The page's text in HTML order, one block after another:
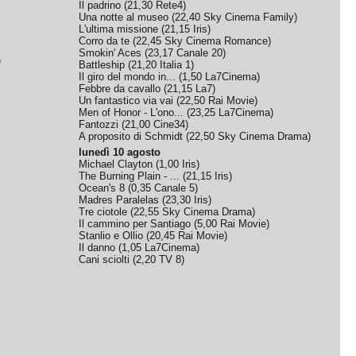
Il padrino (21,30 Rete4)
Una notte al museo (22,40 Sky Cinema Family)
L'ultima missione (21,15 Iris)
Corro da te (22,45 Sky Cinema Romance)
Smokin' Aces (23,17 Canale 20)
Battleship (21,20 Italia 1)
Il giro del mondo in... (1,50 La7Cinema)
Febbre da cavallo (21,15 La7)
Un fantastico via vai (22,50 Rai Movie)
Men of Honor - L'ono... (23,25 La7Cinema)
Fantozzi (21,00 Cine34)
A proposito di Schmidt (22,50 Sky Cinema Drama)
lunedì 10 agosto
Michael Clayton (1,00 Iris)
The Burning Plain - ... (21,15 Iris)
Ocean's 8 (0,35 Canale 5)
Madres Paralelas (23,30 Iris)
Tre ciotole (22,55 Sky Cinema Drama)
Il cammino per Santiago (5,00 Rai Movie)
Stanlio e Ollio (20,45 Rai Movie)
Il danno (1,05 La7Cinema)
Cani sciolti (2,20 TV 8)